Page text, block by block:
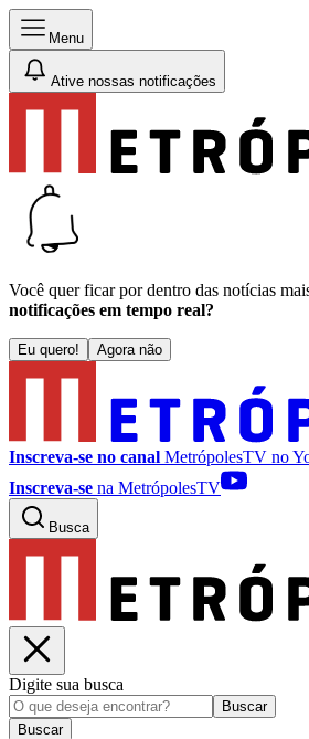
Menu
Ative nossas notificações
Você quer ficar por dentro das notícias
notificações em tempo real?
Eu quero! Agora não
Inscreva-se no canal MetrópolesTV no
Inscreva-se na MetrópolesTV
Busca
Digite sua busca
Buscar
Buscar